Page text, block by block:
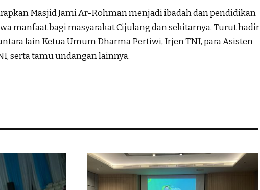
Masjid Jami Ar-Rohman menjadi ibadah dan pendidikan
manfaat bagi masyarakat Cijulang dan sekitarnya. Turut hadir
lain Ketua Umum Dharma Pertiwi, Irjen TNI, para Asisten
serta tamu undangan lainnya.